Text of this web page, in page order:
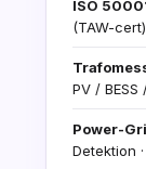
ISO
(TAW-cert)
PV /
Power-
Detektion